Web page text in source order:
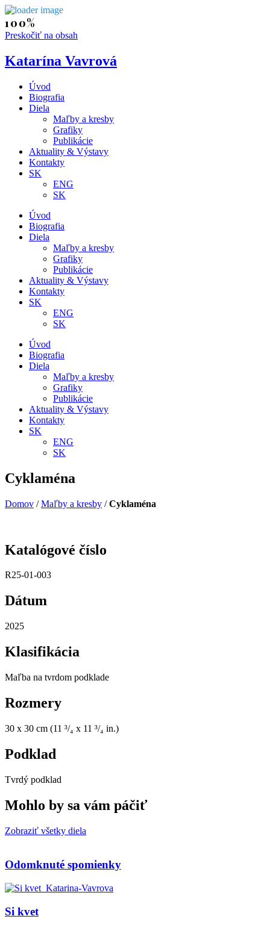
Preskočiť na obsah
Katarína Vavrová
Úvod
Biografia
Diela
Maľby a kresby
Grafiky
Publikácie
Aktuality & Výstavy
Kontakty
SK
ENG
SK
Úvod
Biografia
Diela
Maľby a kresby
Grafiky
Publikácie
Aktuality & Výstavy
Kontakty
SK
ENG
SK
Úvod
Biografia
Diela
Maľby a kresby
Grafiky
Publikácie
Aktuality & Výstavy
Kontakty
SK
ENG
SK
Cyklaména
Domov /Maľby a kresby /Cyklaména
Katalógové číslo
R25-01-003
Dátum
2025
Klasifikácia
Maľba na tvrdom podklade
Rozmery
30 x 30 cm (11 ³/₄ x 11 ³/₄ in.)
Podklad
Tvrdý podklad
Mohlo by sa vám páčiť
Zobraziť všetky diela
Odomknuté spomienky
Si kvet